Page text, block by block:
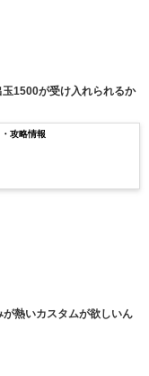
1500が受け入れられるか
攻略情報
熱いカスタムが欲しいん